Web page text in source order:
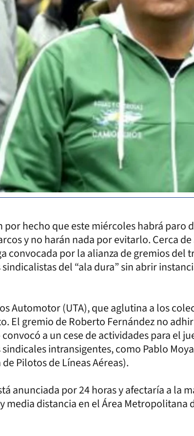
por hecho que este miércoles habrá paro
y no harán nada por evitarlo. Cerca
convocada por la alianza de gremios del
del “ala dura” sin abrir
Automotor (UTA), que aglutina a los
El gremio de Roberto Fernández no
a un cese de actividades para el
intransigentes, como Pablo
Pilotos de Líneas Aéreas).
anunciada por 24 horas y afectaría a la
media distancia en el Área Metropolitana